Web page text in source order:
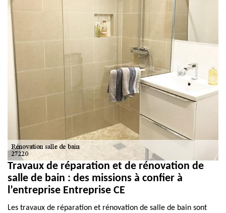
Travaux de réparation et de rénovation de
salle de bain : des missions à confier à
l’entreprise Entreprise CE
Les travaux de réparation et rénovation de salle de bain sont